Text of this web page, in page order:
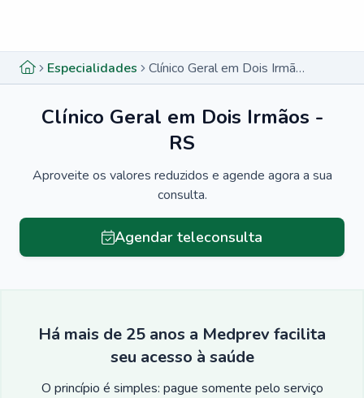
Especialidades Clínico Geral em Dois Irmãos - RS
Clínico Geral em Dois Irmãos -
RS
Aproveite os valores reduzidos e agende agora a sua
consulta.
Agendar teleconsulta
Há mais de 25 anos a Medprev facilita
seu acesso à saúde
O princípio é simples: pague somente pelo serviço